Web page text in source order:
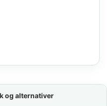
og alternativer